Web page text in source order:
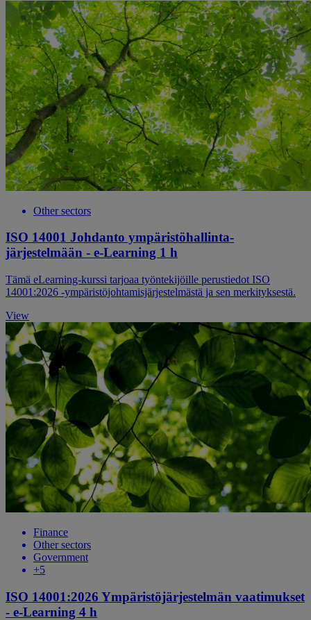
Other sectors
ISO 14001 Johdanto ympäristöhallinta-
järjestelmään - e-Learning 1 h
Tämä eLearning-kurssi tarjoaa työntekijöille perustiedot ISO
14001:2026 -ympäristöjohtamisjärjestelmästä ja sen merkityksestä.
View
Finance
Other sectors
Government
+5
ISO 14001:2026 Ympäristöjärjestelmän vaatimukset
- e-Learning 4 h